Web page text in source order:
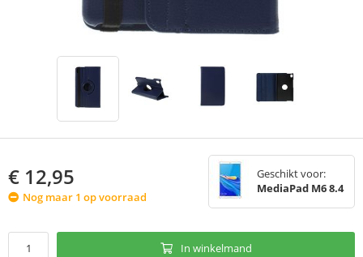
€ 12,95
Nog maar 1 op voorraad
Geschikt voor:
MediaPad M6 8.4
In winkelmand